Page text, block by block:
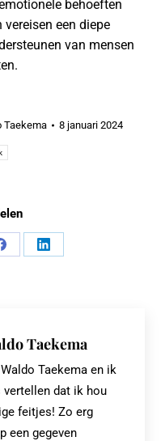
behoeften
vereisen een diepe
van mensen
Taekema 8 januari 2024
Share
Taekema
Taekema en ik
dat ik hou
feitjes! Zo erg
een gegeven